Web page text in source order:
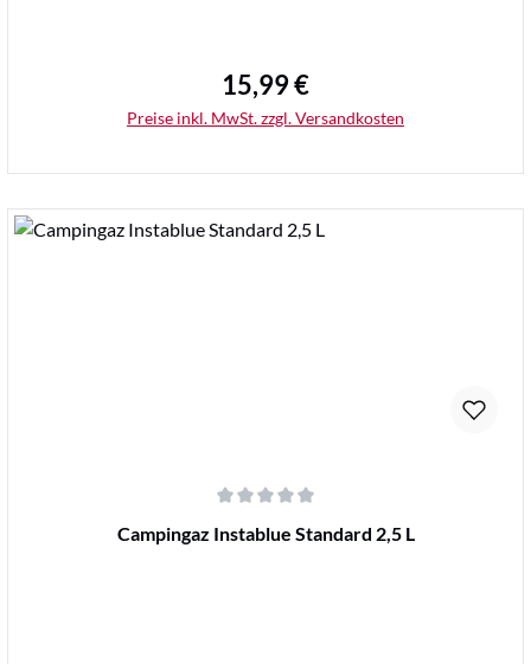
Regulärer Preis:
15,99 €
Preise inkl. MwSt. zzgl. Versandkosten
Durchschnittliche Bewertung von 0 von 5 Sternen
Campingaz Instablue Standard 2,5 L